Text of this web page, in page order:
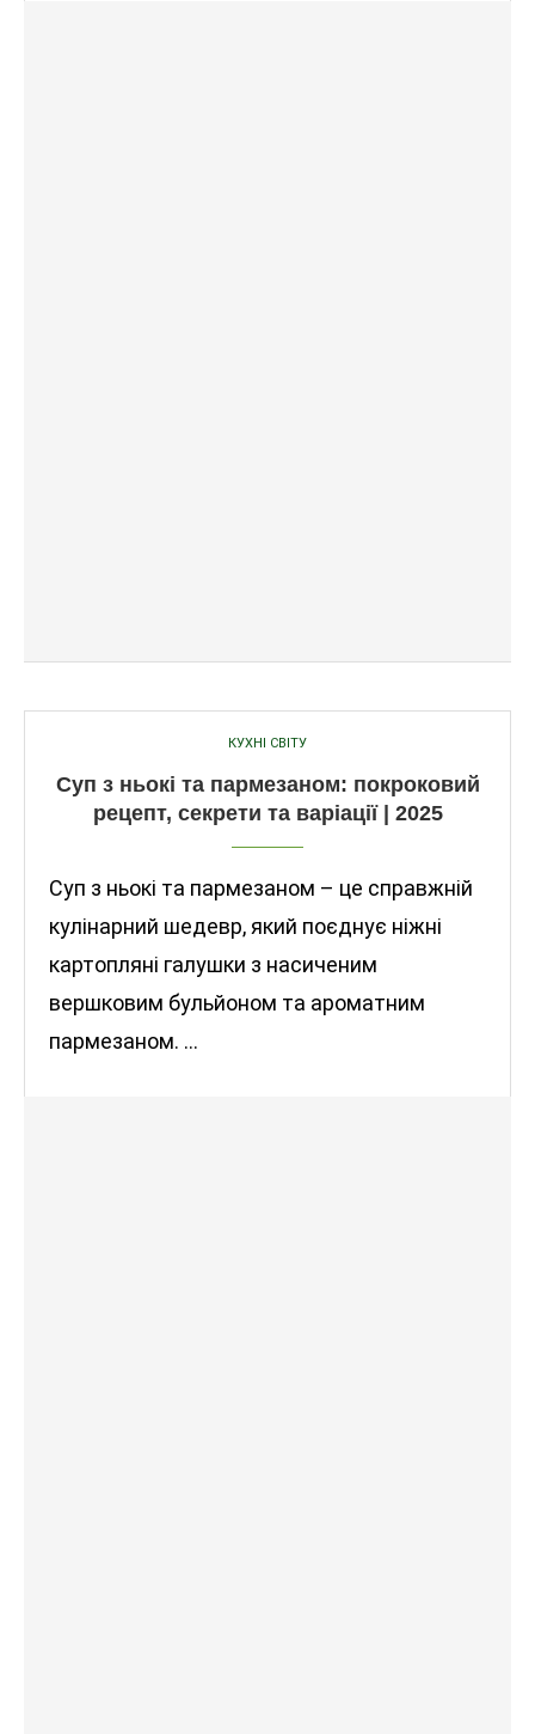
КУХНІ СВІТУ
Суп з ньокі та пармезаном: покроковий
рецепт, секрети та варіації | 2025
Суп з ньокі та пармезаном – це справжній
кулінарний шедевр, який поєднує ніжні
картопляні галушки з насиченим
вершковим бульйоном та ароматним
пармезаном. …